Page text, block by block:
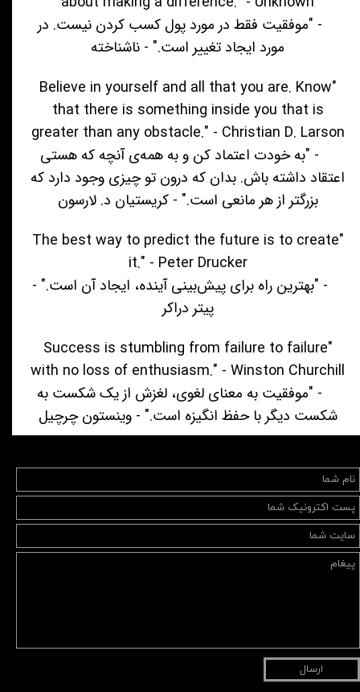
- "موفقیت فقط در مورد پول کسب کردن نیست. در
مورد ایجاد تغییر است." - ناشناخته
"Believe in yourself and all that you are. Know
that there is something inside you that is
greater than any obstacle." - Christian D. Larson
- "به خودت اعتماد کن و به همه‌ی آنچه که هستی
اعتقاد داشته باش. بدان که درون تو چیزی وجود دارد که
بزرگتر از هر مانعی است." - کریستیان د. لارسون
"The best way to predict the future is to create
it." - Peter Drucker
- "بهترین راه برای پیش‌بینی آینده، ایجاد آن است." -
پیتر دراکر
"Success is stumbling from failure to failure
with no loss of enthusiasm." - Winston Churchill
- "موفقیت به معنای لغوی، لغزش از یک شکست به
شکست دیگر با حفظ انگیزه است." - وینستون چرچیل
ارسال